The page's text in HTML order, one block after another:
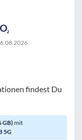
findest Du
GB) mit
5G